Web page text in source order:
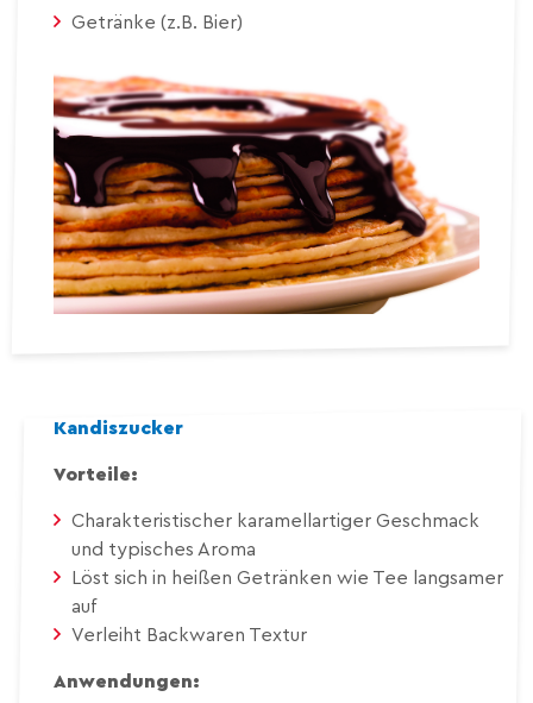
Getränke (z.B. Bier)
Kandiszucker
Vorteile:
Charakteristischer karamellartiger Geschmack
und typisches Aroma
Löst sich in heißen Getränken wie Tee langsamer
auf
Verleiht Backwaren Textur
Anwendungen: